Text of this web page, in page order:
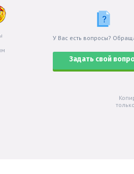
У Вас есть вопросы?
Задать свой